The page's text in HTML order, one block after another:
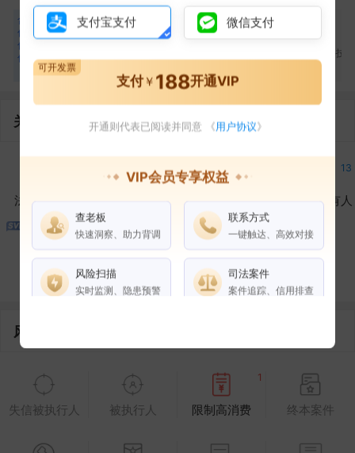
合
作
伙
伴
林 林暾
限公司
卢 卢贯霭
合作1次 卢
东莞市华文生物科技有
关联企业
法定代表人
6 13
作为受益所有人
5
控制企业 所属集团
5
合作伙伴
风险信息
失信被执行人 被执行人
1
限制高消费 终本案件
支付宝支付 微信支付
支付￥ 188开通VIP
可开发票
开通则代表已阅读并同意 《用户协议》
VIP会员专享权益
查老板
快速洞察、助力背调
联系方式
一键触达、高效对接
风险扫描
实时监测、隐患预警
司法案件
案件追踪、信用排查
权益说明 VIP会员 SVIP会员
企业全部电话